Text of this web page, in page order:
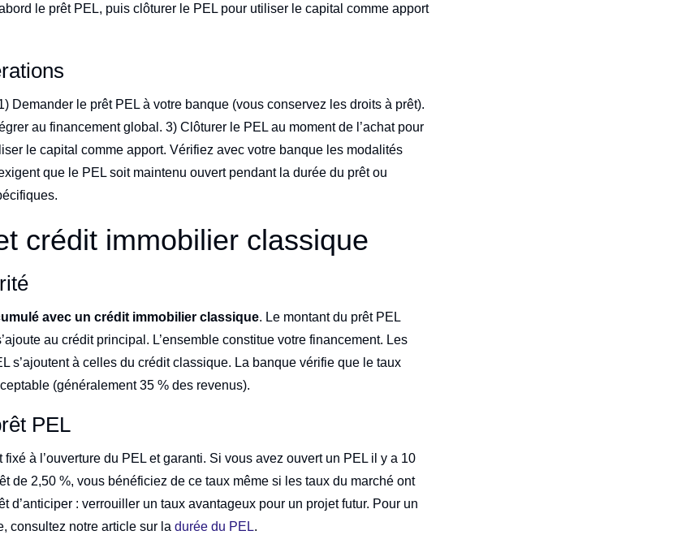
le prêt PEL, puis clôturer le PEL pour utiliser le capital comme apport
Demander le prêt PEL à votre banque (vous conservez les droits à prêt).
au financement global. 3) Clôturer le PEL au moment de l’achat pour
le capital comme apport. Vérifiez avec votre banque les modalités
que le PEL soit maintenu ouvert pendant la durée du prêt ou
crédit immobilier classique
avec un crédit immobilier classique. Le montant du prêt PEL
au crédit principal. L’ensemble constitue votre financement. Les
s’ajoutent à celles du crédit classique. La banque vérifie que le taux
(généralement 35 % des revenus).
PEL
fixé à l’ouverture du PEL et garanti. Si vous avez ouvert un PEL il y a 10
de 2,50 %, vous bénéficiez de ce taux même si les taux du marché ont
d’anticiper : verrouiller un taux avantageux pour un projet futur. Pour un
consultez notre article sur ladurée du PEL.